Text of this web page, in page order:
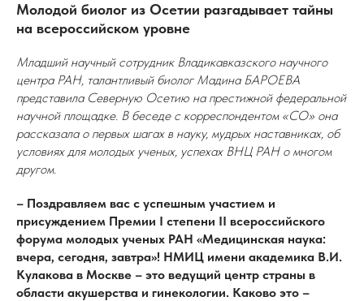
Молодой биолог из Осетии разгадывает тайны
на всероссийском уровне
Младший научный сотрудник Владикавказского научного
центра РАН, талантливый биолог Мадина БАРОЕВА
представила Северную Осетию на престижной федеральной
научной площадке. В беседе с корреспондентом «СО» она
рассказала о первых шагах в науку, мудрых наставниках, об
условиях для молодых ученых, успехах ВНЦ РАН о многом
другом.
– Поздравляем вас с успешным участием и
присуждением Премии I степени II всероссийского
форума молодых ученых РАН «Медицинская наука:
вчера, сегодня, завтра»! НМИЦ имени академика В.И.
Кулакова в Москве – это ведущий центр страны в
области акушерства и гинекологии. Каково это –